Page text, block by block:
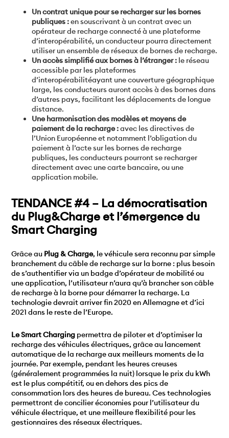
Un contrat unique pour se recharger sur les bornes
publiques :en souscrivant à un contrat avec un
opérateur de recharge connecté à une plateforme
d’interopérabilité, un conducteur pourra directement
utiliser un ensemble de réseaux de bornes de recharge.
Un accès simplifié aux bornes à l’étranger : le réseau
accessible par les plateformes
d’interopérabilitéayant une couverture géographique
large, les conducteurs auront accès à des bornes dans
d’autres pays, facilitant les déplacements de longue
distance.
Une harmonisation des modèles et moyens de
paiement de la recharge :avec les directives de
l’Union Européenne et notamment l’obligation du
paiement à l’acte sur les bornes de recharge
publiques, les conducteurs pourront se recharger
directement avec une carte bancaire, ou une
application mobile.
TENDANCE #4 – La démocratisation
du Plug&Charge et l’émergence du
Smart Charging
Grâce au Plug & Charge, le véhicule sera reconnu par simple
branchement du câble de recharge sur la borne : plus besoin
de s’authentifier via un badge d’opérateur de mobilité ou
une application, l’utilisateur n’aura qu’à brancher son câble
de recharge à la borne pour démarrer la recharge. La
technologie devrait arriver fin 2020 en Allemagne et d’ici
2021 dans le reste de l’Europe.
Le Smart Charging permettra de piloter et d’optimiser la
recharge des véhicules électriques, grâce au lancement
automatique de la recharge aux meilleurs moments de la
journée. Par exemple, pendant les heures creuses
(généralement programmées la nuit) lorsque le prix du kWh
est le plus compétitif, ou en dehors des pics de
consommation lors des heures de bureau. Ces technologies
permettront de concilier économies pour l’utilisateur du
véhicule électrique, et une meilleure flexibilité pour les
gestionnaires des réseaux électriques.